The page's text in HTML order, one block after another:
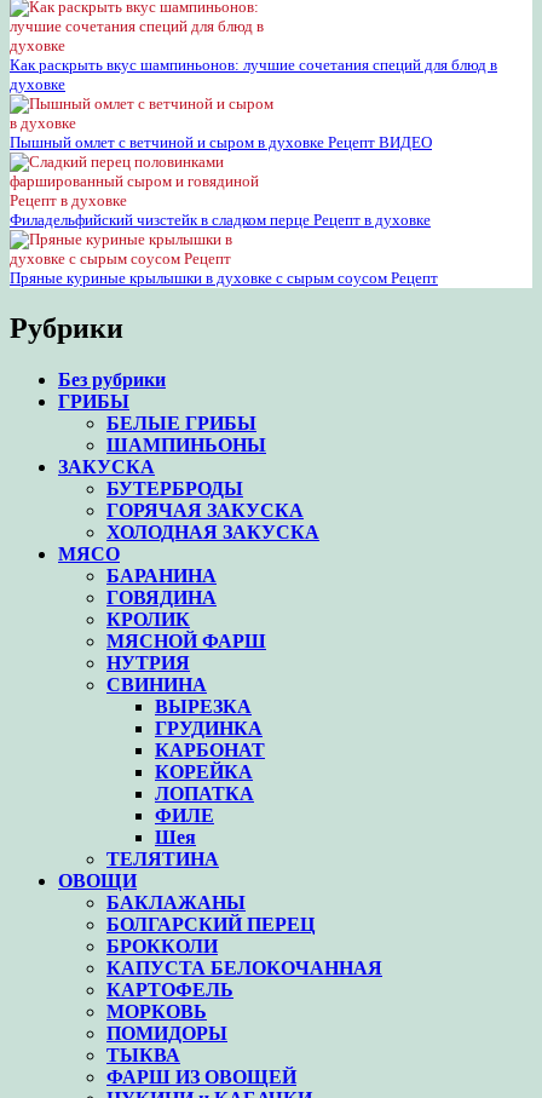
Как раскрыть вкус шампиньонов: лучшие сочетания специй для блюд в
духовке
Пышный омлет с ветчиной и сыром в духовке Рецепт ВИДЕО
Филадельфийский чизстейк в сладком перце Рецепт в духовке
Пряные куриные крылышки в духовке с сырым соусом Рецепт
Рубрики
Без рубрики
ГРИБЫ
БЕЛЫЕ ГРИБЫ
ШАМПИНЬОНЫ
ЗАКУСКА
БУТЕРБРОДЫ
ГОРЯЧАЯ ЗАКУСКА
ХОЛОДНАЯ ЗАКУСКА
МЯСО
БАРАНИНА
ГОВЯДИНА
КРОЛИК
МЯСНОЙ ФАРШ
НУТРИЯ
СВИНИНА
ВЫРЕЗКА
ГРУДИНКА
КАРБОНАТ
КОРЕЙКА
ЛОПАТКА
ФИЛЕ
Шея
ТЕЛЯТИНА
ОВОЩИ
БАКЛАЖАНЫ
БОЛГАРСКИЙ ПЕРЕЦ
БРОККОЛИ
КАПУСТА БЕЛОКОЧАННАЯ
КАРТОФЕЛЬ
МОРКОВЬ
ПОМИДОРЫ
ТЫКВА
ФАРШ ИЗ ОВОЩЕЙ